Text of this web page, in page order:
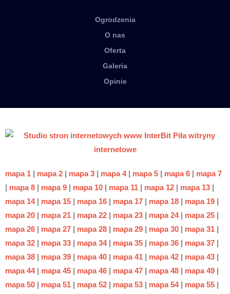
Ogrodzenia
O nas
Oferta
Galeria
Opinie
mapa 1 mapa 2 mapa 3 mapa 4| mapa 5 mapa 6
mapa 7
mapa 8 mapa 9 mapa 10 mapa 11 mapa 12 mapa 13
mapa 14| mapa 15 mapa 16 mapa 17 mapa 18 mapa 19
mapa 20
mapa 21 mapa 22 mapa 23 mapa 24| mapa 25
mapa 26
mapa 27 mapa 28 mapa 29 mapa 30 mapa 31
mapa 32
mapa 33 mapa 34| mapa 35 mapa 36 mapa 37
mapa 38
mapa 39 mapa 40 mapa 41 mapa 42 mapa 43
mapa 44| mapa 45 mapa 46 mapa 47 mapa 48 mapa 49
mapa 50
mapa 51 mapa 52 mapa 53 mapa 54| mapa 55